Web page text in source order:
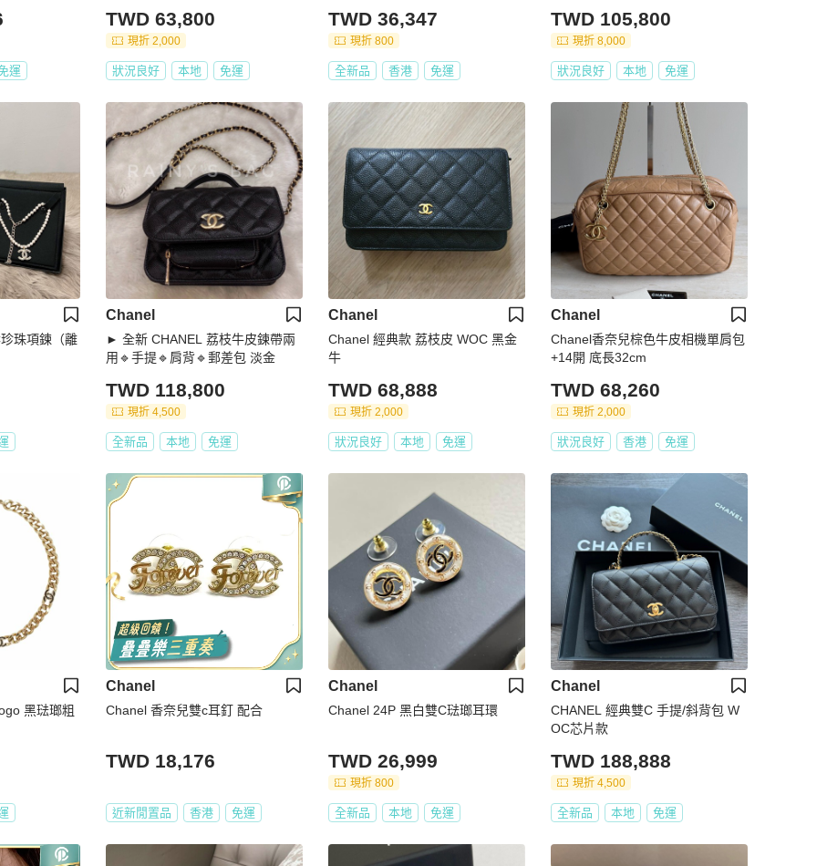
運
TWD 63,800
現折 2,000
狀況良好 本地 免運
TWD 36,347
現折 800
全新品 香港 免運
TWD 105,800
現折 8,000
狀況良好 本地 免運
珠項鍊（離
Chanel
► 全新 CHANEL 荔枝牛皮鍊帶兩
用🔹手提🔹肩背🔹郵差包 淡金
TWD 118,800
現折 4,500
全新品 本地 免運
Chanel
Chanel 經典款 荔枝皮 WOC 黑金
牛
TWD 68,888
現折 2,000
狀況良好 本地 免運
Chanel
Chanel香奈兒棕色牛皮相機單肩包
+14開 底長32cm
TWD 68,260
現折 2,000
狀況良好 香港 免運
黑琺瑯粗
Chanel
Chanel 香奈兒雙c耳釘 配合
TWD 18,176
近新閒置品 香港 免運
Chanel
Chanel 24P 黑白雙C琺瑯耳環
TWD 26,999
現折 800
全新品 本地 免運
Chanel
CHANEL 經典雙C 手提/斜背包 W
OC芯片款
TWD 188,888
現折 4,500
全新品 本地 免運